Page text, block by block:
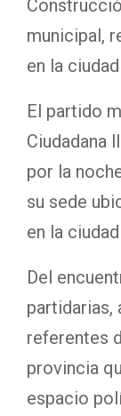
municipal,
en la
El partido
Ciudadana
por la
su sede
en la
Del
partidarias,
referentes
provincia
espacio